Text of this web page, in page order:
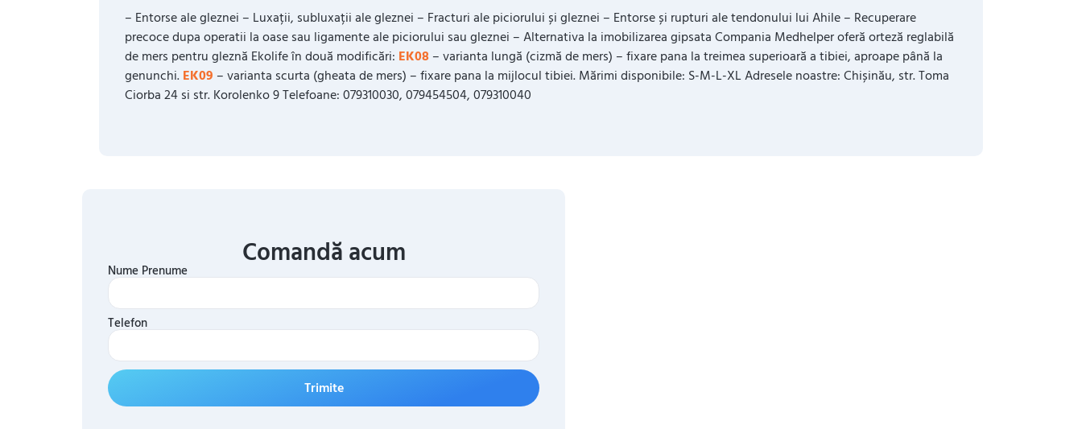
– Entorse ale gleznei – Luxații, subluxații ale gleznei – Fracturi ale piciorului și gleznei – Entorse și rupturi ale tendonului lui Ahile – Recuperare
precoce dupa operatii la oase sau ligamente ale piciorului sau gleznei – Alternativa la imobilizarea gipsata Compania Medhelper oferă orteză reglabilă
de mers pentru gleznă Ekolife în două modificări: EK08 – varianta lungă (cizmă de mers) – fixare pana la treimea superioară a tibiei, aproape până la
genunchi.EK09 – varianta scurta (gheata de mers) – fixare pana la mijlocul tibiei. Mărimi disponibile: S-M-L-XL Adresele noastre: Chișinău, str. Toma
Ciorba 24 si str. Korolenko 9 Telefoane: 079310030, 079454504, 079310040
Comandă acum
Nume Prenume
Telefon
Trimite